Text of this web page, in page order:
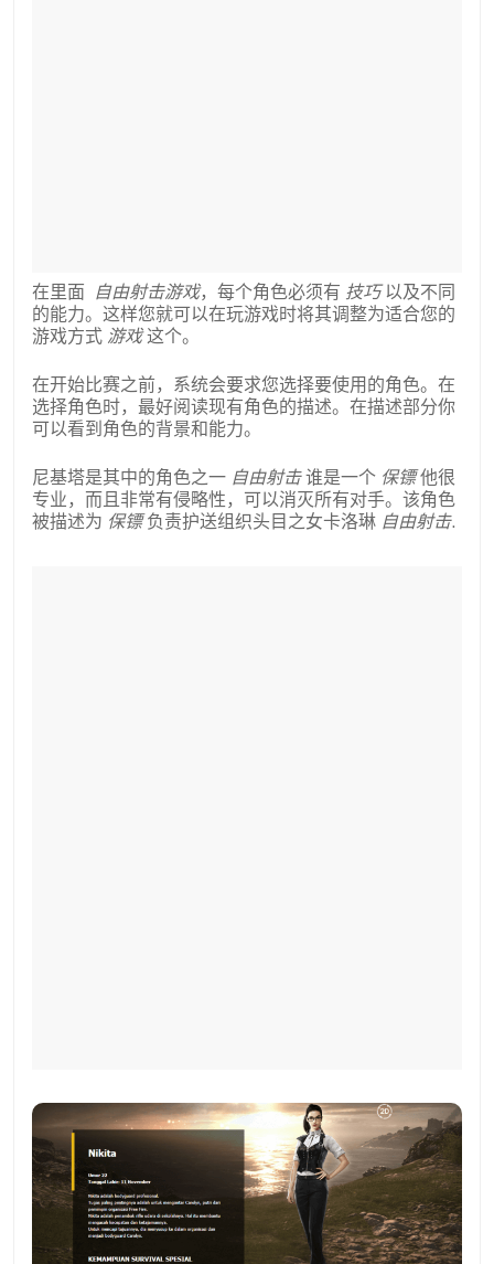
在里面 自由射击游戏，每个角色必须有 技巧以及不同
的能力。这样您就可以在玩游戏时将其调整为适合您的
游戏方式 游戏这个。
在开始比赛之前，系统会要求您选择要使用的角色。在
选择角色时，最好阅读现有角色的描述。在描述部分你
可以看到角色的背景和能力。
尼基塔是其中的角色之一 自由射击谁是一个 保镖他很
专业，而且非常有侵略性，可以消灭所有对手。该角色
被描述为 保镖负责护送组织头目之女卡洛琳 自由射击.